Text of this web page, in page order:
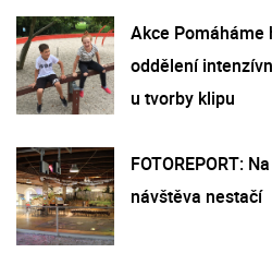
Akce Pomáháme
oddělení
u tvorby klipu
FOTOREPORT:
návštěva nestačí